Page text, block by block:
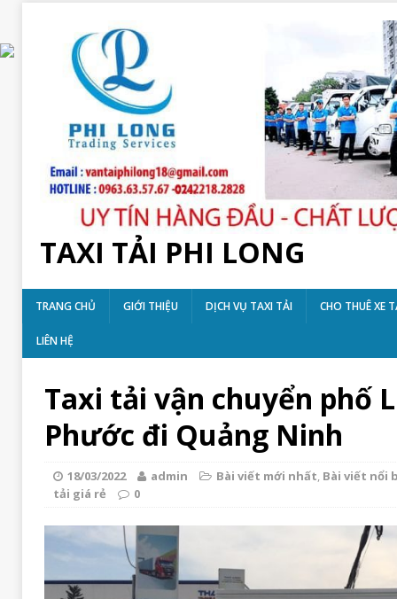
TAXI TẢI PHI LONG
TRANG CHỦ GIỚI THIỆU DỊCH VỤ TAXI TẢI CHO THUÊ XE
LIÊN HỆ
Taxi tải vận chuyển phố
Phước đi Quảng Ninh
18/03/2022 admin Bài viết mới nhất, Bài viết nổi
tải giá rẻ
0